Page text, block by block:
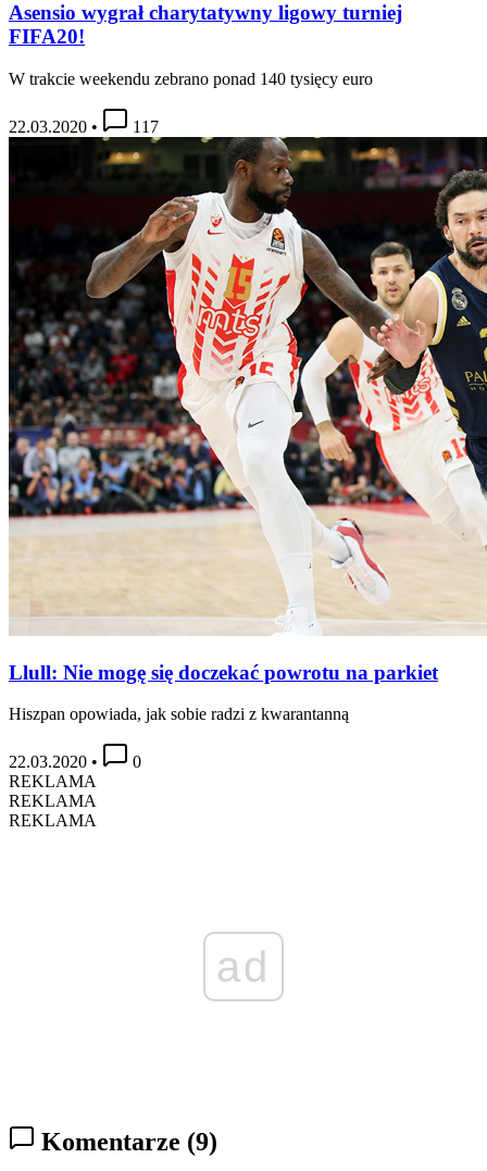
Asensio wygrał charytatywny ligowy turniej
FIFA20!
W trakcie weekendu zebrano ponad 140 tysięcy euro
22.03.2020 • 117
Llull: Nie mogę się doczekać powrotu na parkiet
Hiszpan opowiada, jak sobie radzi z kwarantanną
22.03.2020 •
0
REKLAMA
REKLAMA
REKLAMA
ad
Komentarze (9)